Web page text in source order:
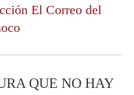
El Correo del
QUE NO HAY